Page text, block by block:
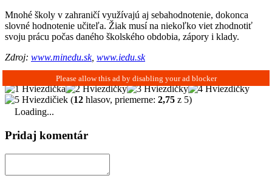
Mnohé školy v zahraničí využívajú aj sebahodnotenie, dokonca
slovné hodnotenie učiteľa. Žiak musí na niekoľko viet zhodnotiť
svoju prácu počas daného školského obdobia, zápory i klady.
Zdroj: www.minedu.sk, www.iedu.sk
(12 hlasov, priemerne: 2,75 z 5)
Loading...
Pridaj komentár